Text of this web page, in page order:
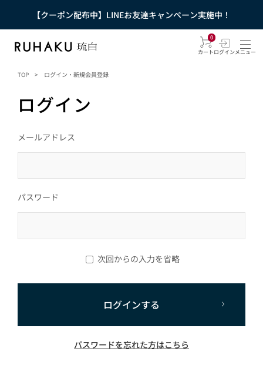
【クーポン配布中】LINEお友達キャンペーン実施中！
0
カートログインメニュー
TOP > ログイン・新規会員登録
ログイン
メールアドレス
パスワード
次回からの入力を省略
ログインする
パスワードを忘れた方はこちら